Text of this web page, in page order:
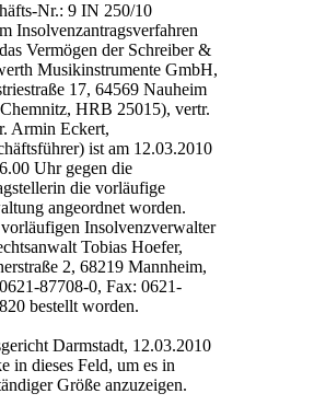
Nr.: 9 IN 250/10
Insolvenzantragsverfahren
Vermögen der Schreiber &
Musikinstrumente GmbH,
17, 64569 Nauheim
HRB 25015), vertr.
Armin Eckert,
ist am 12.03.2010
Uhr gegen die
die vorläufige
angeordnet worden.
Insolvenzverwalter
Tobias Hoefer,
2, 68219 Mannheim,
87708-0, Fax: 0621-
bestellt worden.
Darmstadt, 12.03.2010
in dieses Feld, um es in
Größe anzuzeigen.